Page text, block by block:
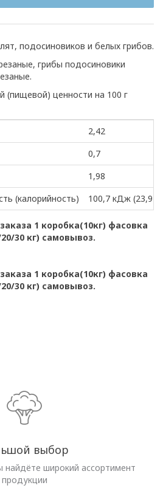
подосиновиков и белых грибов.
грибы подосиновики
(пищевой) ценности на 100 г
2,42
0,7
1,98
(калорийность)
100,7 кДж (23,9
1 коробка(10кг) фасовка
30 кг) самовывоз.
1 коробка(10кг) фасовка
30 кг) самовывоз.
выбор
найдёте широкий ассортимент
продукции